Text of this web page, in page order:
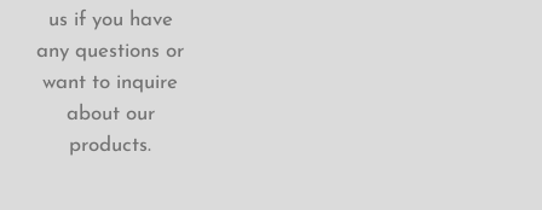
us if you have
any questions or
want to inquire
about our
products.